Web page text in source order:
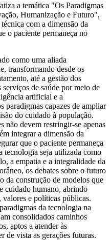
a temática "Os Paradigmas
Humanização e Futuro",
com a dimensão da
o paciente permaneça no
como uma aliada
transformando desde os
até a gestão dos
de saúde por meio de
artificial e a
paradigmas capazes de ampliar
do cuidado à população.
não devem restringir-se apenas
integrar a dimensão da
que o paciente permaneça
tecnologia seja utilizada como
a empatia e a integralidade da
os debates sobre o futuro
da construção de modelos que
cuidado humano, abrindo
valores e políticas públicas.
da tecnologia na
consolidados caminhos
aptos a atender às
de vista as gerações futuras.